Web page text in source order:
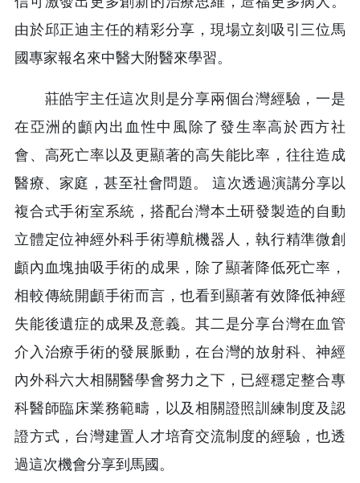
由於邱正迪主任的精彩分享，現場立刻吸引三位馬
國專家報名來中醫大附醫來學習。
莊皓宇主任這次則是分享兩個台灣經驗，一是
在亞洲的顱內出血性中風除了發生率高於西方社
會、高死亡率以及更顯著的高失能比率，往往造成
醫療、家庭，甚至社會問題。 這次透過演講分享以
複合式手術室系統，搭配台灣本土研發製造的自動
立體定位神經外科手術導航機器人，執行精準微創
顱內血塊抽吸手術的成果，除了顯著降低死亡率，
相較傳統開顱手術而言，也看到顯著有效降低神經
失能後遺症的成果及意義。其二是分享台灣在血管
介入治療手術的發展脈動，在台灣的放射科、神經
內外科六大相關醫學會努力之下，已經穩定整合專
科醫師臨床業務範疇，以及相關證照訓練制度及認
證方式，台灣建置人才培育交流制度的經驗，也透
過這次機會分享到馬國。